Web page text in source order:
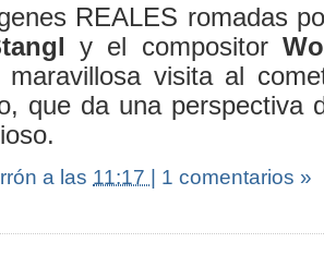
REALES romadas
y el compositor
maravillosa visita al
que da una perspectiva
a las 11:17 | 1 comentarios »